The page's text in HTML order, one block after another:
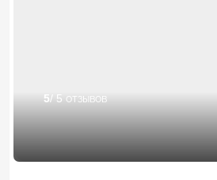
5/ 5 отзывов